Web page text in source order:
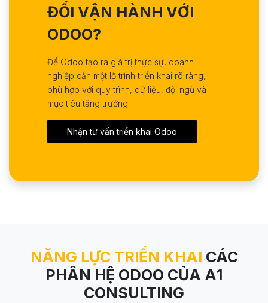
ĐỔI VẬN HÀNH VỚI
ODOO?
Để Odoo tạo ra giá trị thực sự, doanh
nghiệp cần một lộ trình triển khai rõ ràng,
phù hợp với quy trình, dữ liệu, đội ngũ và
mục tiêu tăng trưởng.
Nhận tư vấn triển khai Odoo
NĂNG LỰC TRIỂN KHAI CÁC
PHÂN HỆ ODOO CỦA A1
CONSULTING